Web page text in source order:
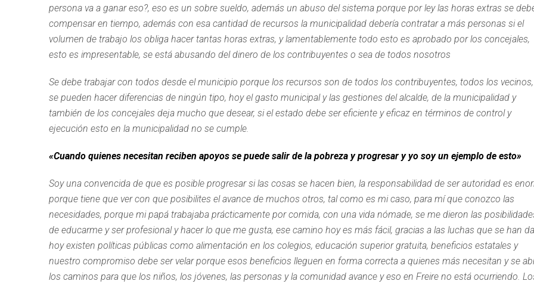
persona va a ganar eso?, eso es un sobre sueldo, además un abuso del sistema porque por ley las horas extras se
compensar en tiempo, además con esa cantidad de recursos la municipalidad debería contratar a más personas si el
volumen de trabajo los obliga hacer tantas horas extras, y lamentablemente todo esto es aprobado por los concejales,
esto es impresentable, se está abusando del dinero de los contribuyentes o sea de todos nosotros
Se debe trabajar con todos desde el municipio porque los recursos son de todos los contribuyentes, todos los
se pueden hacer diferencias de ningún tipo, hoy el gasto municipal y las gestiones del alcalde, de la municipalidad y
también de los concejales deja mucho que desear, si el estado debe ser eficiente y eficaz en términos de control y
ejecución esto en la municipalidad no se cumple.
«Cuando quienes necesitan reciben apoyos se puede salir de la pobreza y progresar y yo soy un ejemplo de esto»
Soy una convencida de que es posible progresar si las cosas se hacen bien, la responsabilidad de ser autoridad es
porque tiene que ver con que posibilites el avance de muchos otros, tal como es mi caso, para mí que conozco las
necesidades, porque mi papá trabajaba prácticamente por comida, con una vida nómade, se me dieron las
de educarme y ser profesional y hacer lo que me gusta, ese camino hoy es más fácil, gracias a las luchas que se han
hoy existen políticas públicas como alimentación en los colegios, educación superior gratuita, beneficios estatales y
nuestro compromiso debe ser velar porque esos beneficios lleguen en forma correcta a quienes más necesitan y se
los caminos para que los niños, los jóvenes, las personas y la comunidad avance y eso en Freire no está ocurriendo.